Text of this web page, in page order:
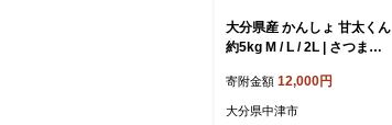
大分県産 かんしょ 甘太くん
約5kg M / L / 2L | さつまい
いも 紅はるか べにはるか
焼き芋 おやつ ブランド 九
寄附金額 12,000円
大分県中津市